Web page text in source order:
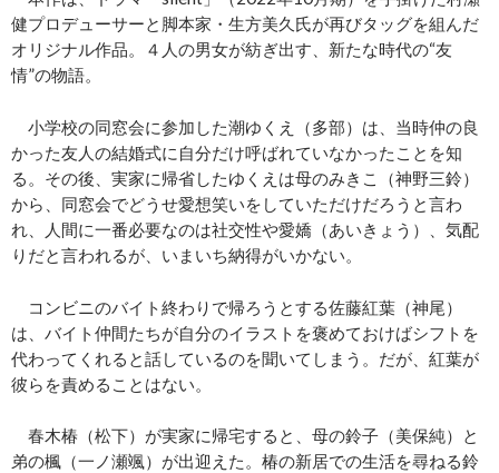
健プロデューサーと脚本家・生方美久氏が再びタッグを組んだ
オリジナル作品。４人の男女が紡ぎ出す、新たな時代の“友
情”の物語。
小学校の同窓会に参加した潮ゆくえ（多部）は、当時仲の良
かった友人の結婚式に自分だけ呼ばれていなかったことを知
る。その後、実家に帰省したゆくえは母のみきこ（神野三鈴）
から、同窓会でどうせ愛想笑いをしていただけだろうと言わ
れ、人間に一番必要なのは社交性や愛嬌（あいきょう）、気配
りだと言われるが、いまいち納得がいかない。
コンビニのバイト終わりで帰ろうとする佐藤紅葉（神尾）
は、バイト仲間たちが自分のイラストを褒めておけばシフトを
代わってくれると話しているのを聞いてしまう。だが、紅葉が
彼らを責めることはない。
春木椿（松下）が実家に帰宅すると、母の鈴子（美保純）と
弟の楓（一ノ瀬颯）が出迎えた。椿の新居での生活を尋ねる鈴